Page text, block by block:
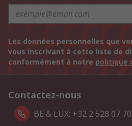
Les données personnelles que
vous inscrivant à cette liste de
conformément à notre politique
Contactez-nous
BE & LUX: +32 2 528 07 70